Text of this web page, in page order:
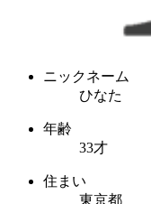
ニックネーム
ひなた
年齢
33才
住まい
東京都